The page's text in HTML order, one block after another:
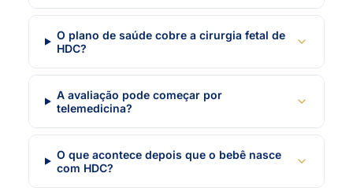
O plano de saúde cobre a cirurgia fetal de
HDC?
A avaliação pode começar por
telemedicina?
O que acontece depois que o bebê nasce
com HDC?